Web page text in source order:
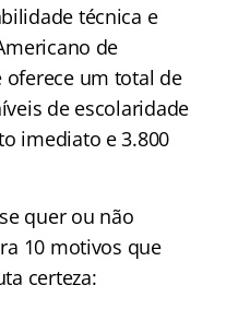
técnica e
de
oferece um total de
de escolaridade
imediato e 3.800
quer ou não
10 motivos que
certeza: